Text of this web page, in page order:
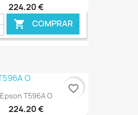
224,20 €
 COMPRAR
€ ONLINE
Epson T596A O
224,20 €
favorite_border